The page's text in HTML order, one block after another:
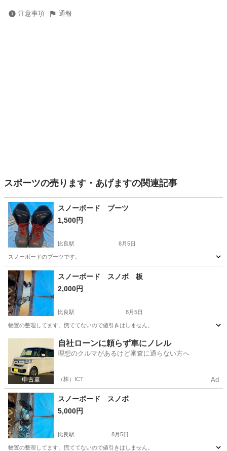
注意事項 通報
スポーツの売ります・あげますの関連記事
スノーボード ブーツ
1,500円
比良駅 8月5日
スノーボードのブーツです。
愛知 名古屋市 比良駅 スノーボード
スノーボード スノボ 板
2,000円
比良駅 8月5日
物置の整理してます。慌ててないので値引きはしません。
比良駅 スノーボード
自社ローンに頼らず車にノレル
理想のクルマがあるけど審査に通らない方へ
（株）ICT Ad
スノーボード スノボ
5,000円
比良駅 8月5日
物置の整理してます。慌ててないので値引きはしません。